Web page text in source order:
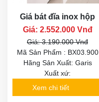
Giá bát đĩa inox hộp
Giá: 2.552.000 Vnđ
Giá: 3.190.000 Vnđ
Mã Sản Phẩm : BX03.900
Hãng Sản Xuất: Garis
Xuất xứ:
Xem chi tiết